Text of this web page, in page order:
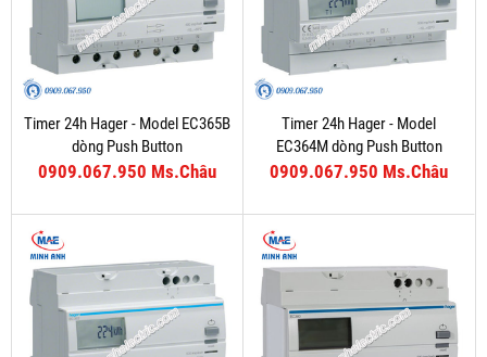
Timer 24h Hager - Model EC365B
dòng Push Button
0909.067.950 Ms.Châu
Timer 24h Hager - Model
EC364M dòng Push Button
0909.067.950 Ms.Châu